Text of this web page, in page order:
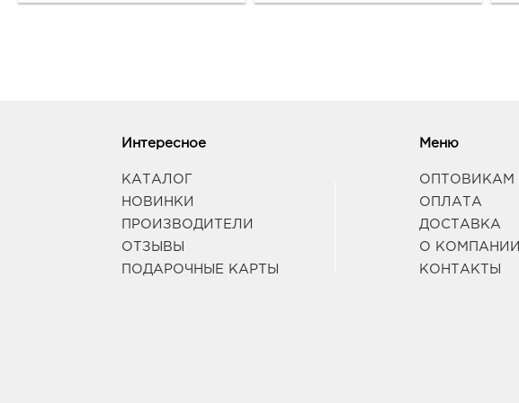
Интересное
КАТАЛОГ
НОВИНКИ
ПРОИЗВОДИТЕЛИ
ОТЗЫВЫ
ПОДАРОЧНЫЕ КАРТЫ
Меню
ОПТОВИКАМ
ОПЛАТА
ДОСТАВКА
О КОМПАНИИ
КОНТАКТЫ